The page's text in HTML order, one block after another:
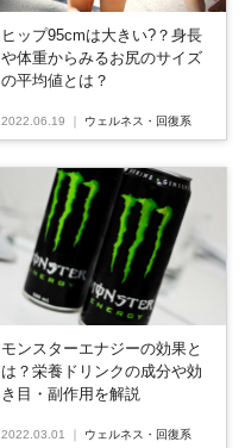
ヒップ95cmは大きい?？身長
や体重からみるお尻のサイズ
の平均値とは？
2022.06.19 ウェルネス・回復系
モンスターエナジーの効果と
は？栄養ドリンクの成分や効
き目・副作用を解説
2022.03.01 ウェルネス・回復系